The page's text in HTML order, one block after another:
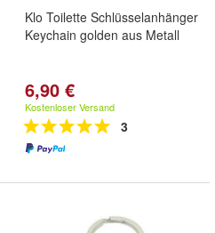
Klo Toilette Schlüsselanhänger
Keychain golden aus Metall
6,90 €
Kostenloser Versand
3